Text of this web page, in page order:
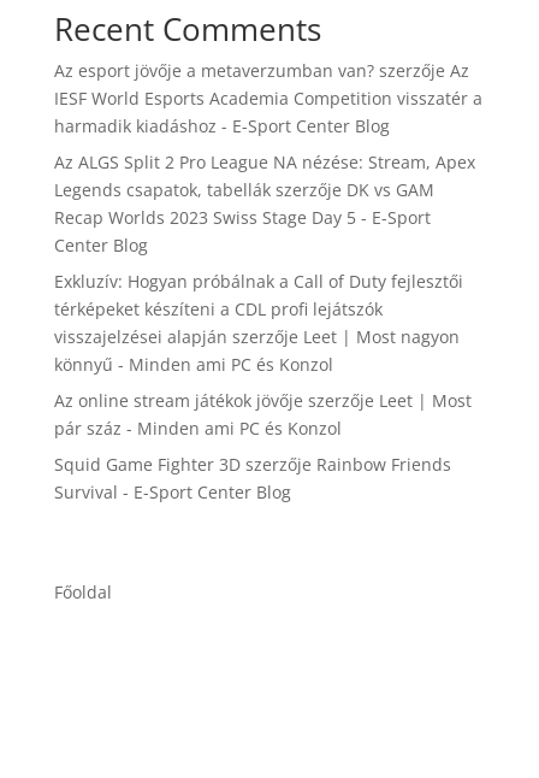
Recent Comments
Az esport jövője a metaverzumban van?szerzője Az
IESF World Esports Academia Competition visszatér a
harmadik kiadáshoz - E-Sport Center Blog
Az ALGS Split 2 Pro League NA nézése: Stream, Apex
Legends csapatok, tabellákszerzője DK vs GAM
Recap Worlds 2023 Swiss Stage Day 5 - E-Sport
Center Blog
Exkluzív: Hogyan próbálnak a Call of Duty fejlesztői
térképeket készíteni a CDL profi lejátszók
visszajelzései alapján szerzője Leet | Most nagyon
könnyű - Minden ami PC és Konzol
Az online stream játékok jövője szerzője Leet | Most
pár száz - Minden ami PC és Konzol
Squid Game Fighter 3Dszerzője Rainbow Friends
Survival - E-Sport Center Blog
Főoldal